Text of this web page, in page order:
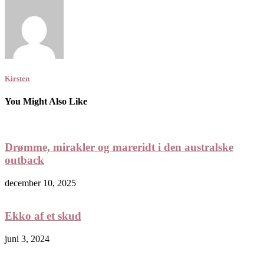
Kirsten
You Might Also Like
Drømme, mirakler og mareridt i den australske
outback
december 10, 2025
Ekko af et skud
juni 3, 2024